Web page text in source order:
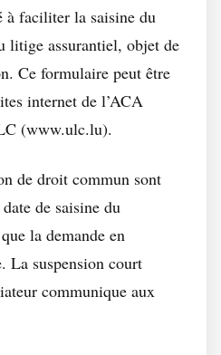
à faciliter la saisine du
litige assurantiel, objet de
Ce formulaire peut être
internet de l’ACA
(www.ulc.lu).
de droit commun sont
de saisine du
la demande en
La suspension court
communique aux